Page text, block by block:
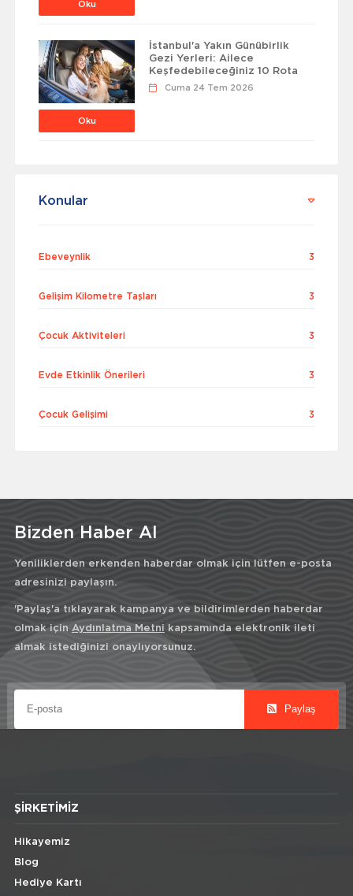
Oku
Oku
İstanbul'a Yakın Günübirlik
Gezi Yerleri: Ailece
Keşfedebileceğiniz 10 Rota
Cuma 24 Tem 2026
Konular
Ebeveynlik 3
Gelişim Kilometre Taşları 3
Çocuk Aktiviteleri 3
Evde Etkinlik Önerileri 3
Çocuk Gelişimi 3
Bizden Haber Al
Yeniliklerden erkenden haberdar olmak için lütfen e-posta
adresinizi paylaşın.
'Paylaş'a tıklayarak kampanya ve bildirimlerden haberdar
olmak için Aydınlatma Metni kapsamında elektronik ileti
almak istediğinizi onaylıyorsunuz.
Paylaş
ŞIRKETIMIZ
Hikayemiz
Blog
Hediye Kartı